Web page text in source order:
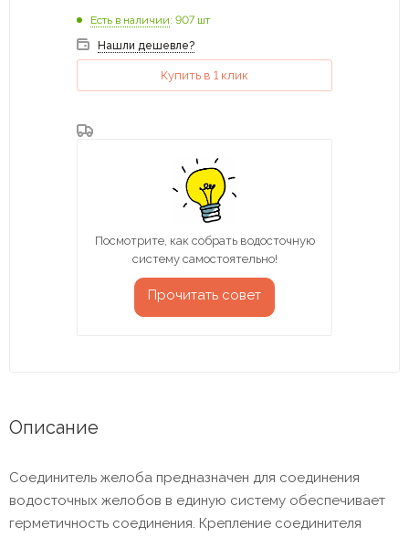
Есть в наличии: 907 шт
Нашли дешевле?
Купить в 1 клик
Посмотрите, как собрать водосточную
систему самостоятельно!
Прочитать совет
Описание
Соединитель желоба предназначен для соединения
водосточных желобов в единую систему обеспечивает
герметичность соединения. Крепление соединителя